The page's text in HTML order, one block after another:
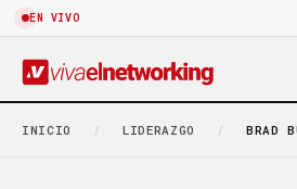
EN VIVO
INICIO / LIDERAZGO / BRAD